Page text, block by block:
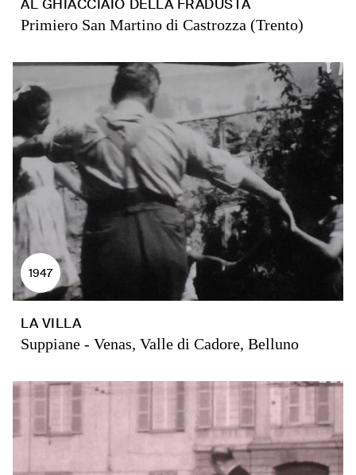
AL GHIACCIAIO DELLA FRADUSTA
Primiero San Martino di Castrozza (Trento)
1947
LA VILLA
Suppiane - Venas, Valle di Cadore, Belluno